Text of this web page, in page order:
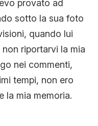
provato ad
sotto la sua foto
quando lui
riportarvi la mia
nei commenti,
tempi, non ero
la mia memoria.